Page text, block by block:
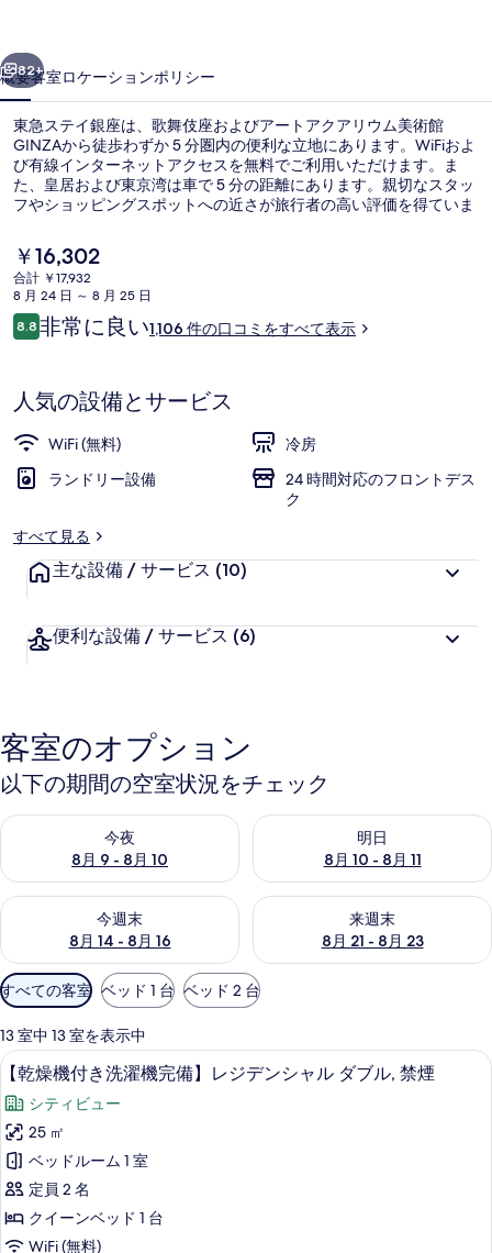
の
写
真
ギ
ャ
ラ
リ
ー
次へ
82+
概要客室ロケーションポリシー
東急ステイ銀座は、歌舞伎座およびアートアクアリウム美術館
GINZAから徒歩わずか 5 分圏内の便利な立地にあります。WiFiおよ
び有線インターネットアクセスを無料でご利用いただけます。ま
た、皇居および東京湾は車で 5 分の距離にあります。親切なスタッ
フやショッピングスポットへの近さが旅行者の高い評価を得ていま
そばに地下鉄 東銀座駅があり、地下鉄 銀座駅までは 3 分です。
現
在
の
料
金
で
す
￥16,302
合計 ￥17,932
8 月 24 日 ～ 8 月 25 日
口
コ
8.810段階中8.8
非常に良い1,106 件の口コミをすべて表示
人気の設備とサービス
WiFi (無料)
冷房
ランドリー設備
24 時間対応のフロントデス
ク
すべて見る
主な設備 / サービス (10)
便利な設備 / サービス (6)
客室のオプション
以下の期間の空室状況をチェック
今夜
8月 9 - 8月 10
今夜 8月 9 - 8月 10 の空室状況をチェック
明日
8月 10 - 8月 11
明日 8月 10 - 8月 11 の空室状
今週末
8月 14 - 8月 16
今週末 8月 14 - 8月 16 の空室状況をチェック
来週末
8月 21 - 8月 23
来週末 8月 21 - 8月 23 の空室
利
用
可
能
な
客
室
の
絞
り
込
すべての客室 ベッド 1 台 ベッド 2 台
13 室中 13 室を表示中
【乾
燥
機
付
き
洗
濯
セーフティボックス (室内)、防音設
15
【乾燥機付き洗濯機完備】レジデンシャル ダブル, 禁煙
シティビュー
25 ㎡
ベッドルーム 1 室
定員 2 名
クイーンベッド 1 台
WiFi (無料)